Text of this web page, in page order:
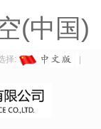
(中国)
择: